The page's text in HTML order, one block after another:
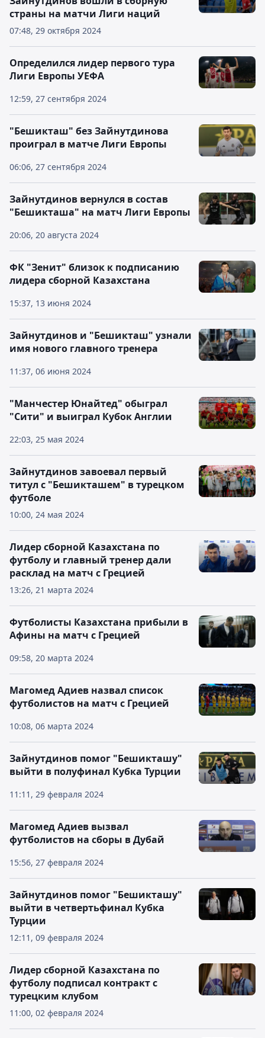
07:48, 29 октября 2024
страны на матчи Лиги наций
12:59, 27 сентября 2024
Определился лидер первого тура
Лиги Европы УЕФА
06:06, 27 сентября 2024
"Бешикташ" без Зайнутдинова
проиграл в матче Лиги Европы
20:06, 20 августа 2024
Зайнутдинов вернулся в состав
"Бешикташа" на матч Лиги Европы
15:37, 13 июня 2024
ФК "Зенит" близок к подписанию
лидера сборной Казахстана
11:37, 06 июня 2024
Зайнутдинов и "Бешикташ" узнали
имя нового главного тренера
22:03, 25 мая 2024
"Манчестер Юнайтед" обыграл
"Сити" и выиграл Кубок Англии
10:00, 24 мая 2024
Зайнутдинов завоевал первый
титул с "Бешикташем" в турецком
футболе
13:26, 21 марта 2024
Лидер сборной Казахстана по
футболу и главный тренер дали
расклад на матч с Грецией
09:58, 20 марта 2024
Футболисты Казахстана прибыли в
Афины на матч с Грецией
10:08, 06 марта 2024
Магомед Адиев назвал список
футболистов на матч с Грецией
11:11, 29 февраля 2024
Зайнутдинов помог "Бешикташу"
выйти в полуфинал Кубка Турции
15:56, 27 февраля 2024
Магомед Адиев вызвал
футболистов на сборы в Дубай
12:11, 09 февраля 2024
Зайнутдинов помог "Бешикташу"
выйти в четвертьфинал Кубка
Турции
11:00, 02 февраля 2024
Лидер сборной Казахстана по
футболу подписал контракт с
турецким клубом